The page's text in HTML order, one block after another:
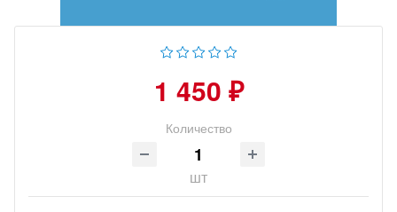
1 450 ₽
Количество
шт